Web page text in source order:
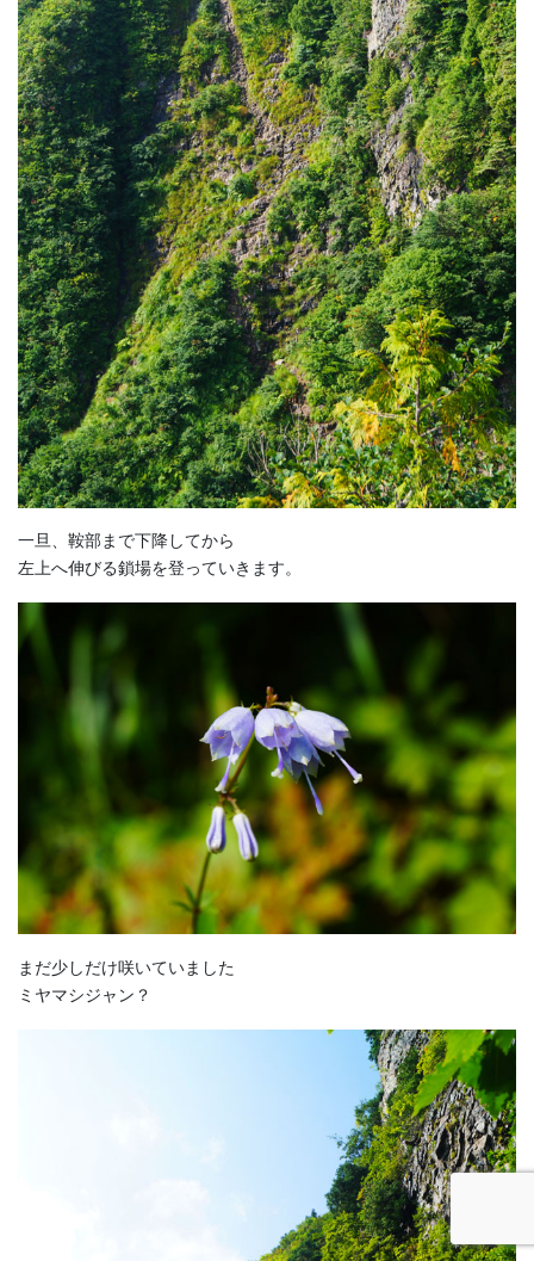
一旦、鞍部まで下降してから
左上へ伸びる鎖場を登っていきます。
まだ少しだけ咲いていました
ミヤマシジャン？